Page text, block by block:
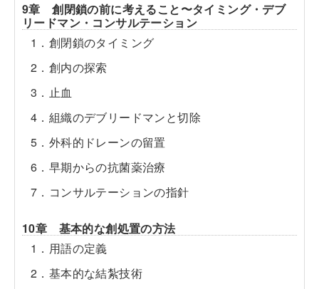
9章 創閉鎖の前に考えること〜タイミング・デブ
リードマン・コンサルテーション
1．創閉鎖のタイミング
2．創内の探索
3．止血
4．組織のデブリードマンと切除
5．外科的ドレーンの留置
6．早期からの抗菌薬治療
7．コンサルテーションの指針
10章 基本的な創処置の方法
1．用語の定義
2．基本的な結紮技術